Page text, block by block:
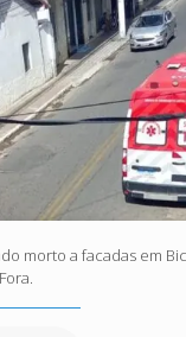
morto a facadas em